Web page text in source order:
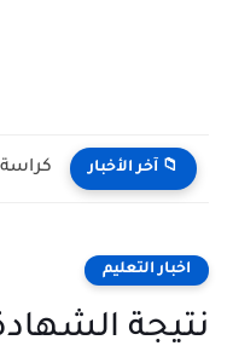
📁 آخر الأخبار
اخبار التعليم
نتيجة الشهادة